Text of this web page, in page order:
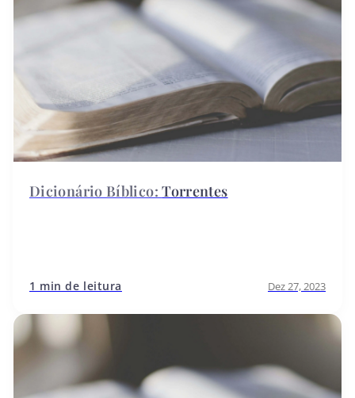
Torrentes
1 min de leitura Dez 27, 2023